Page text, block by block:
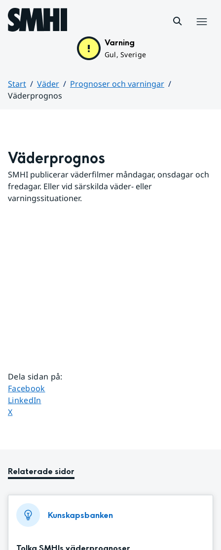
Hoppa till sidans innehåll
Varning
Gul, Sverige
Start Väder
Prognoser och varningar
Väderprognos
Väderprognos
SMHI publicerar väderfilmer måndagar, onsdagar och
fredagar. Eller vid särskilda väder- eller
varningssituationer.
Dela sidan på:
Dela sidan på
Facebook
Dela sidan på
LinkedIn
Dela sidan på
X
Relaterade sidor
Kunskapsbanken